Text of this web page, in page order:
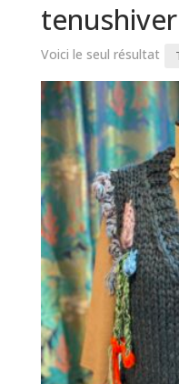
tenushiver
Voici le seul résultat